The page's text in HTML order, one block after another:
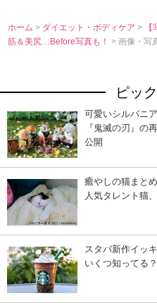
ホーム > ダイエット・ボディケア>
筋＆美尻…Before写真も！> 画像・写
ピッ
可愛いシルバニ
『鬼滅の刃』の
公開
癒やしの猫まとめ
人気タレント猫
スタバ新作イッ
いくつ知ってる